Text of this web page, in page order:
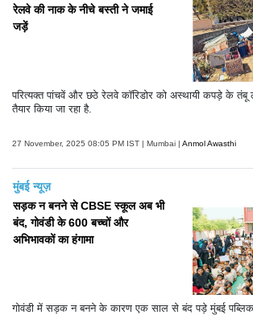
रेलवे की नाक के नीचे बस्ती ने जमाई
जड़ें
परित्यक्त पांचवें और छठे रेलवे कॉरिडोर को अस्थायी कपड़े के
तैयार किया जा रहा है.
27 November, 2025 08:05 PM IST | Mumbai | Anmol Awasthi
मुंबई न्यूज़
सड़क न बनने से CBSE स्कूल अब भी
बंद, गोवंडी के 600 बच्चों और
अभिभावकों का हंगामा
गोवंडी में सड़क न बनने के कारण एक साल से बंद पड़े मुंबई